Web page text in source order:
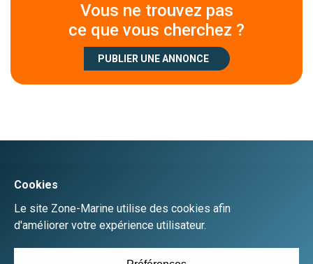
Vous ne trouvez pas
ce que vous cherchez ?
PUBLIER UNE ANNONCE
Créer un compte
Se connecter